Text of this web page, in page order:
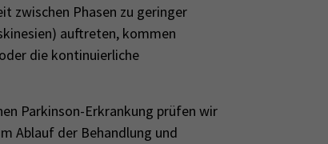
zwischen Phasen zu geringer
auftreten, kommen
die kontinuierliche
Parkinson-Erkrankung prüfen wir
Ablauf der Behandlung und